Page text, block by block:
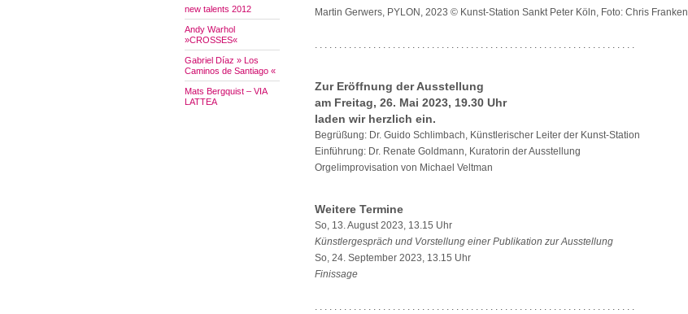
new talents 2012
Andy Warhol
»CROSSES«
Gabriel Díaz » Los
Caminos de Santiago «
Mats Bergquist – VIA
LATTEA
Martin Gerwers, PYLON, 2023 © Kunst-Station Sankt Peter Köln, Foto: Chris Franken
. . . . . . . . . . . . . . . . . . . . . . . . . . . . . . . . . . . . . . . . . . . . . . . . . . . . . . . . . . . . . . . . . .
Zur Eröffnung der Ausstellung
am Freitag, 26. Mai 2023, 19.30 Uhr
laden wir herzlich ein.
Begrüßung: Dr. Guido Schlimbach, Künstlerischer Leiter der Kunst-Station
Einführung: Dr. Renate Goldmann, Kuratorin der Ausstellung
Orgelimprovisation von Michael Veltman
Weitere Termine
So, 13. August 2023, 13.15 Uhr
Künstlergespräch und Vorstellung einer Publikation zur Ausstellung
So, 24. September 2023, 13.15 Uhr
Finissage
. . . . . . . . . . . . . . . . . . . . . . . . . . . . . . . . . . . . . . . . . . . . . . . . . . . . . . . . . . . . . . . . . .